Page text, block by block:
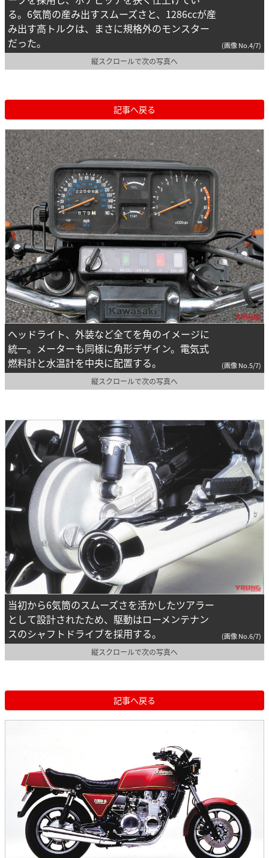
る。6気筒の産み出すスムーズさと、1286ccが産
み出す高トルクは、まさに規格外のモンスター
だった。
(画像 No.4/7)
縦スクロールで次の写真へ
記事へ戻る
ヘッドライト、外装など全てを角のイメージに
統一。メーターも同様に角形デザイン。電気式
燃料計と水温計を中央に配置する。
(画像 No.5/7)
縦スクロールで次の写真へ
当初から6気筒のスムーズさを活かしたツアラー
として設計されたため、駆動はローメンテナン
スのシャフトドライブを採用する。
(画像 No.6/7)
縦スクロールで次の写真へ
記事へ戻る